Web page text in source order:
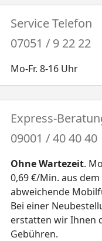
Service Telefon
07051 / 9 22 22
Mo-Fr. 8-16 Uhr
Express-
09001 / 40 40 40
Ohne Wartezeit.
0,69 €/Min. aus
abweichende
Bei einer
erstatten wir Ihnen
Gebühren.